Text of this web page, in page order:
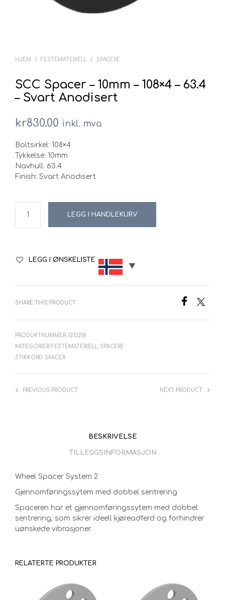
HJEM / FESTEMATERIELL / SPACERE
SCC Spacer – 10mm – 108×4 – 63.4
– Svart Anodisert
kr830.00 inkl. mva
Boltsirkel: 108×4
Tykkelse: 10mm
Navhull: 63.4
Finish: Svart Anodisert
LEGG I HANDLEKURV
LEGG I ØNSKELISTE
SHARE THIS PRODUCT
PRODUKTNUMMER: 12132W
KATEGORIER: FESTEMATERIELL
SPACERE
STIKKORD: SPACER
PREVIOUS PRODUCT NEXT PRODUCT
BESKRIVELSE
TILLEGGSINFORMASJON
Wheel Spacer System 2
Gjennomføringssytem med dobbel sentrering
Spaceren har et gjennomføringssytem med dobbel
sentrering, som sikrer ideell kjøreadferd og forhindrer
uønskede vibrasjoner.
RELATERTE PRODUKTER